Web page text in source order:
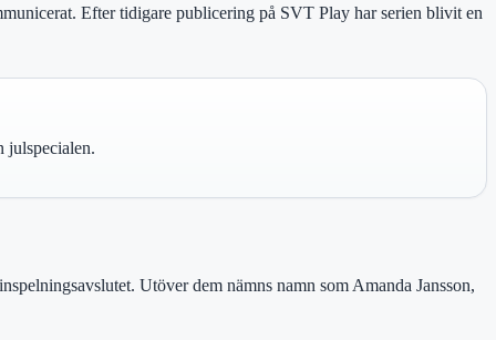
Efter tidigare publicering på SVT Play har serien blivit en
julspecialen.
Utöver dem nämns namn som Amanda Jansson,